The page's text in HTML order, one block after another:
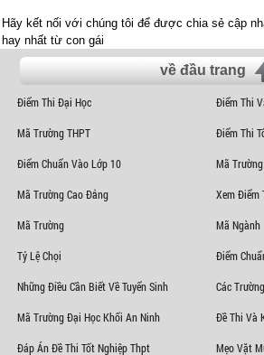
Hãy kết nối với chúng tôi để được chia sẻ cập
hay nhất từ con gái
về đầu trang
Điểm Thi Đại Học Điểm Thi
Mã Trường THPT Điểm Thi
Điểm Chuẩn Vào Lớp 10 Mã
Mã Trường Cao Đẳng Xem Điểm
Mã Trường Mã Ngành
Tỷ Lệ Chọi Điểm
Những Điều Cần Biết Về Tuyển Sinh Các
Mã Trường Đại Học Khối An Ninh Đề Thi Và
Đáp Án Đề Thi Tốt Nghiệp Thpt Mẹo Vặt